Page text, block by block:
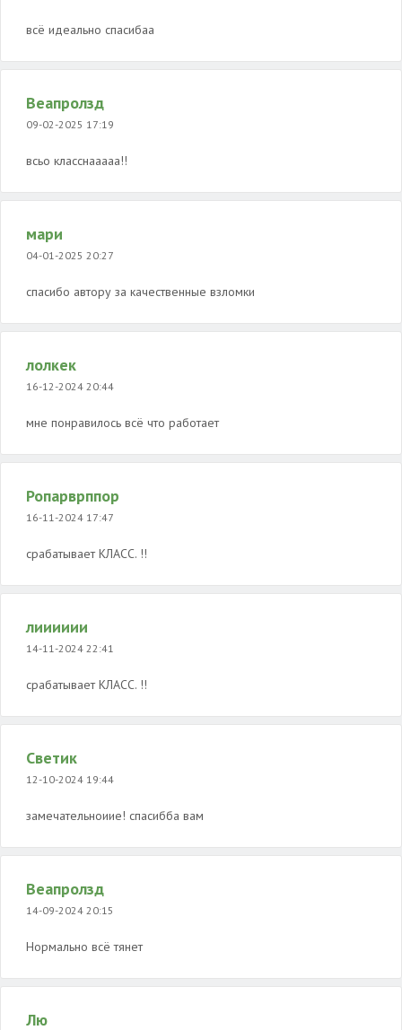
всё идеально спасибаа
Веапролзд
09-02-2025 17:19
всьо класснааааа!!
мари
04-01-2025 20:27
спасибо автору за качественные взломки
лолкек
16-12-2024 20:44
мне понравилось всё что работает
Ропарврппор
16-11-2024 17:47
срабатывает КЛАСС. !!
лииииии
14-11-2024 22:41
срабатывает КЛАСС. !!
Светик
12-10-2024 19:44
замечательноиие! спасибба вам
Веапролзд
14-09-2024 20:15
Нормально всё тянет
Лю